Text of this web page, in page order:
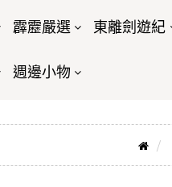
霹靂嚴選 東離劍遊紀
週邊小物